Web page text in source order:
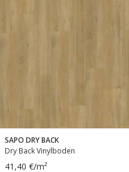
SAPO DRY BACK
Dry Back Vinylboden
41,40 €/m²